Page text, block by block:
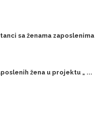
sa ženama zaposlenima
žena u projektu „ ...